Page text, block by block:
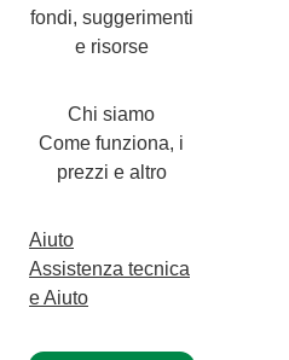
fondi, suggerimenti
e risorse
Chi siamo
Come funziona, i
prezzi e altro
Aiuto
Assistenza tecnica
e Aiuto